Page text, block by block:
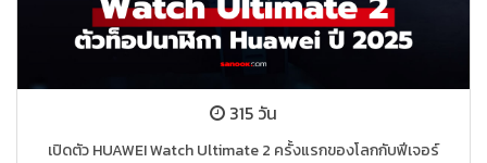
315 วัน
เปิดตัว HUAWEI Watch Ultimate 2 ครั้งแรกของโลกกับฟีเจอร์